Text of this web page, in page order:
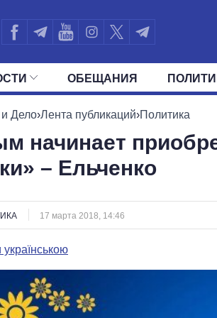
ОБЕЩАНИЯ
ВСЕ ПОЛИТИКИ ПРЕЗИДЕНТ И
Дело›Лента публикаций›Политика
начинает
– Ельченко
17 марта 2018, 14:46
українською